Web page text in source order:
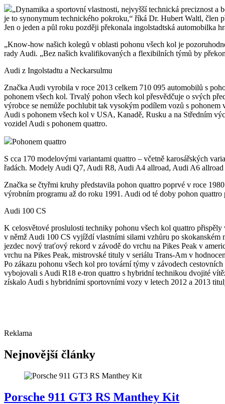
„Dynamika a sportovní vlastnosti, nejvyšší technická preciznost
je to synonymum technického pokroku,“ říká Dr. Hubert Waltl,
Jen o jeden a půl roku později překonala ingolstadtská automobilka
„Know-how našich kolegů v oblasti pohonu všech kol je
rady Audi. „Bez našich kvalifikovaných a flexibilních týmů by
Audi z Ingolstadtu a Neckarsulmu
Značka Audi vyrobila v roce 2013 celkem 710 095 automobilů s
pohonem všech kol. Trvalý pohon všech kol přesvědčuje o svých
výrobce se nemůže pochlubit tak vysokým podílem vozů s
Audi s pohonem všech kol v USA, Kanadě, Rusku a na Středním
vozidel Audi s pohonem quattro.
Pohonem quattro
S cca 170 modelovými variantami quattro – včetně karosářských
řadách. Modely Audi Q7, Audi R8, Audi A4 allroad, Audi A6 allroad
Značka se čtyřmi kruhy představila pohon quattro poprvé v roce
výrobním programu až do roku 1991. Audi od té doby pohon quattro
Audi 100 CS
K celosvětové proslulosti techniky pohonu všech kol quattro
v němž Audi 100 CS vyjíždí vlastními silami vzhůru po skokanském
jezdec nový traťový rekord v závodě do vrchu na Pikes Peak v
vrchu na Pikes Peak, mistrovské tituly v seriálu Trans-Am v
Po zákazu pohonu všech kol pro tovární týmy v závodech
vybojovali s Audi R18 e-tron quattro s hybridní technikou dvojité
získalo Audi s hybridními sportovními vozy v letech 2012 a 2013
Reklama
Nejnovější články
Porsche 911 GT3 RS Manthey Kit